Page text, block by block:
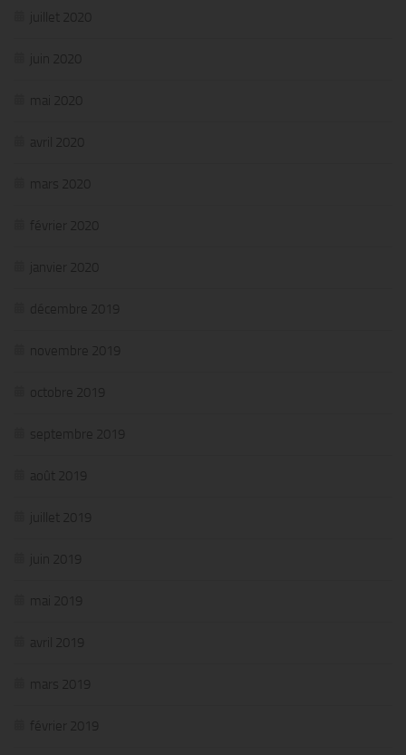
juillet 2020
juin 2020
mai 2020
avril 2020
mars 2020
février 2020
janvier 2020
décembre 2019
novembre 2019
octobre 2019
septembre 2019
août 2019
juillet 2019
juin 2019
mai 2019
avril 2019
mars 2019
février 2019